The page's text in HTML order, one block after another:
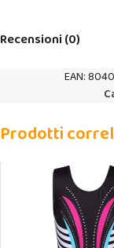
Recensioni (0)
EAN:
Prodotti